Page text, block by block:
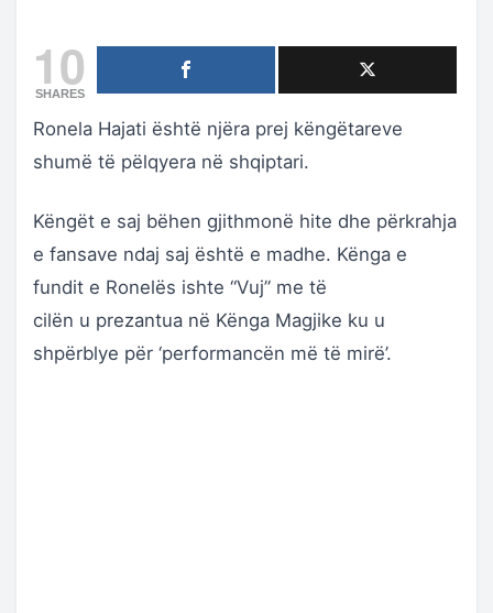
10
SHARES
Ronela Hajati është njëra prej këngëtareve
shumë të pëlqyera në shqiptari.
Këngët e saj bëhen gjithmonë hite dhe përkrahja
e fansave ndaj saj është e madhe. Kënga e
fundit e Ronelës ishte “Vuj” me të
cilën u prezantua në Kënga Magjike ku u
shpërblye për ‘performancën më të mirë’.